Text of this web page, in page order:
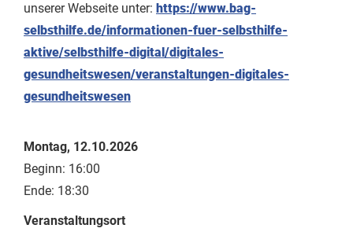
unserer Webseite unter: https://www.bag-
selbsthilfe.de/informationen-fuer-selbsthilfe-
aktive/selbsthilfe-digital/digitales-
gesundheitswesen/veranstaltungen-digitales-
gesundheitswesen
Montag, 12.10.2026
Beginn: 16:00
Ende: 18:30
Veranstaltungsort